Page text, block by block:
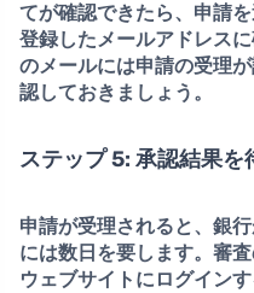
てが確認できたら、 申請
登録したメールアドレス
のメールには申請の受理
認しておきましょう。
ステップ 5: 承認結果を
申請が受理されると、銀
には数日を要します。審
ウェブサイトにログイン